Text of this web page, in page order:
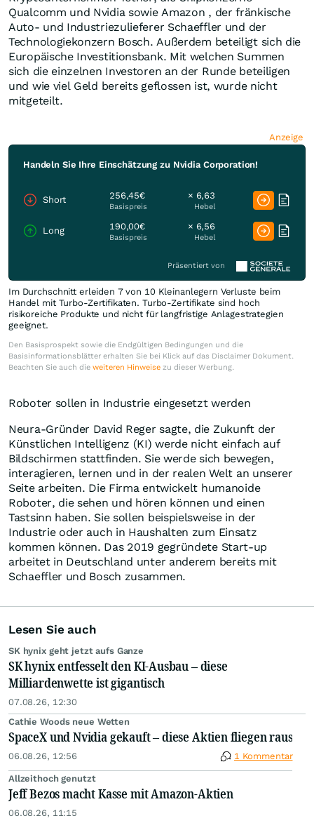
Qualcomm und Nvidia sowie Amazon , der fränkische
Auto- und Industriezulieferer Schaeffler und der
Technologiekonzern Bosch. Außerdem beteiligt sich die
Europäische Investitionsbank. Mit welchen Summen
sich die einzelnen Investoren an der Runde beteiligen
und wie viel Geld bereits geflossen ist, wurde nicht
mitgeteilt.
Anzeige
Handeln Sie Ihre Einschätzung zu Nvidia Corporation!
Short 256,45€
Basispreis
× 6,63
Hebel
Long 190,00€
Basispreis
× 6,56
Hebel
Präsentiert von
Im Durchschnitt erleiden 7 von 10 Kleinanlegern Verluste beim
Handel mit Turbo-Zertifikaten. Turbo-Zertifikate sind hoch
risikoreiche Produkte und nicht für langfristige Anlagestrategien
geeignet.
Den Basisprospekt sowie die Endgültigen Bedingungen und die
Basisinformationsblätter erhalten Sie bei Klick auf das Disclaimer Dokument.
Beachten Sie auch die weiteren Hinweise zu dieser Werbung.
Roboter sollen in Industrie eingesetzt werden
Neura-Gründer David Reger sagte, die Zukunft der
Künstlichen Intelligenz (KI) werde nicht einfach auf
Bildschirmen stattfinden. Sie werde sich bewegen,
interagieren, lernen und in der realen Welt an unserer
Seite arbeiten. Die Firma entwickelt humanoide
Roboter, die sehen und hören können und einen
Tastsinn haben. Sie sollen beispielsweise in der
Industrie oder auch in Haushalten zum Einsatz
kommen können. Das 2019 gegründete Start-up
arbeitet in Deutschland unter anderem bereits mit
Schaeffler und Bosch zusammen.
Lesen Sie auch
SK hynix geht jetzt aufs Ganze
SK hynix entfesselt den KI-Ausbau – diese
Milliardenwette ist gigantisch
07.08.26, 12:30
Cathie Woods neue Wetten
SpaceX und Nvidia gekauft – diese Aktien fliegen raus
06.08.26, 12:56 1 Kommentar
Allzeithoch genutzt
Jeff Bezos macht Kasse mit Amazon-Aktien
06.08.26, 11:15